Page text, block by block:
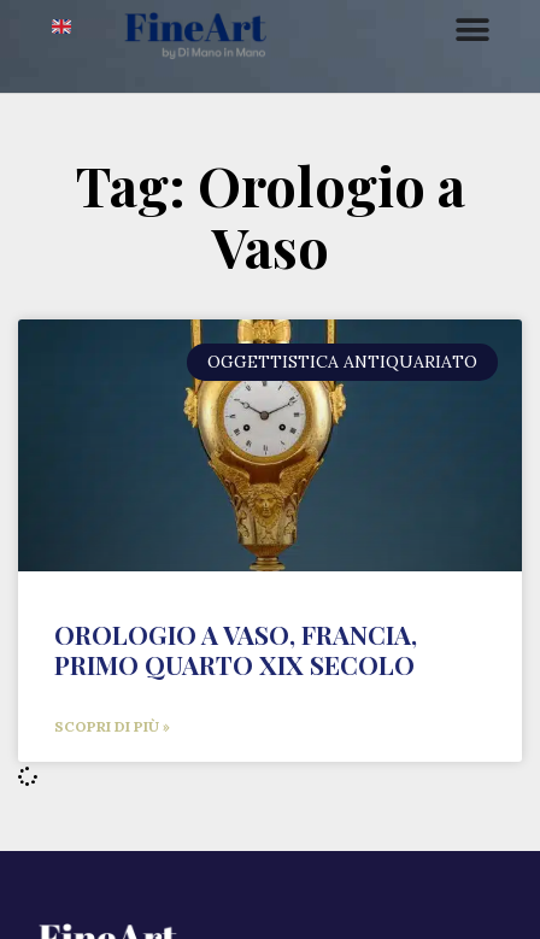
Tag: Orologio a
Vaso
OGGETTISTICA ANTIQUARIATO
OROLOGIO A VASO, FRANCIA,
PRIMO QUARTO XIX SECOLO
SCOPRI DI PIÙ »